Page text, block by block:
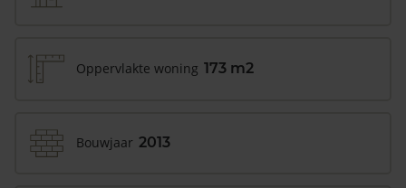
Oppervlakte woning 173 m2
Bouwjaar 2013